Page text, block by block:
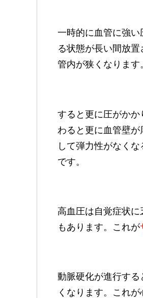
一時的に血管に強
る状態が長い間放
管内が狭くなります
すると更に圧がか
わると更に血管壁
して弾力性がなく
です。
高血圧は自覚症状
もあります。これが
動脈硬化が進行す
くなります。これ